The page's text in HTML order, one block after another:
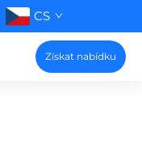
CS
Získat nabídku